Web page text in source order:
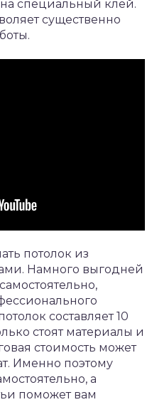
специальный клей.
существенно
потолок из
Намного выгодней
составляет 10
стоят материалы и
стоимость может
Именно поэтому
а
поможет вам